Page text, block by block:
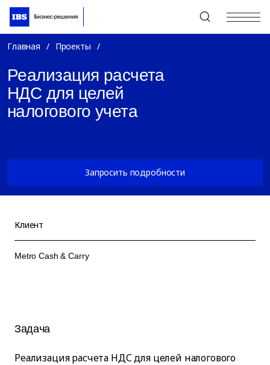
+7 (495) 967-80-80
Главная / Проекты /
Реализация расчета
НДС для целей
налогового учета
Запросить подробности
Клиент
Metro Cash & Carry
Задача
Реализация расчета НДС для целей налогового